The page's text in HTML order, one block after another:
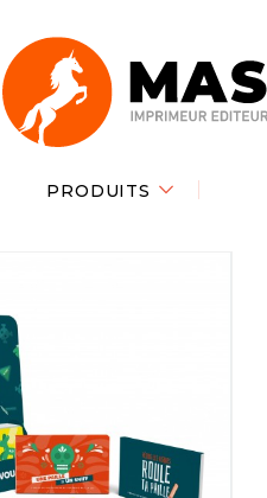
PRODUITS